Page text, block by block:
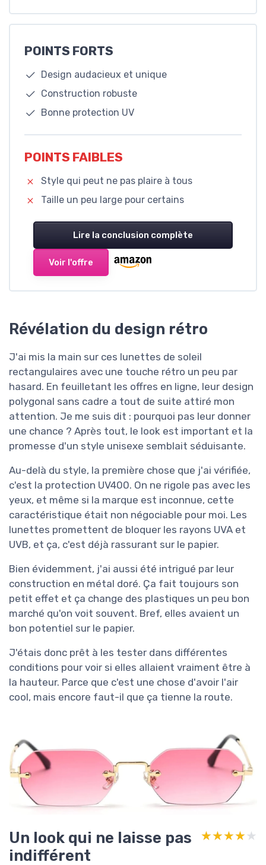
POINTS FORTS
Design audacieux et unique
Construction robuste
Bonne protection UV
POINTS FAIBLES
Style qui peut ne pas plaire à tous
Taille un peu large pour certains
Lire la conclusion complète
Voir l'offre
Révélation du design rétro
J'ai mis la main sur ces lunettes de soleil
rectangulaires avec une touche rétro un peu par
hasard. En feuilletant les offres en ligne, leur design
polygonal sans cadre a tout de suite attiré mon
attention. Je me suis dit : pourquoi pas leur donner
une chance ? Après tout, le look est important et la
promesse d'un style unisexe semblait séduisante.
Au-delà du style, la première chose que j'ai vérifiée,
c'est la protection UV400. On ne rigole pas avec les
yeux, et même si la marque est inconnue, cette
caractéristique était non négociable pour moi. Les
lunettes promettent de bloquer les rayons UVA et
UVB, et ça, c'est déjà rassurant sur le papier.
Bien évidemment, j'ai aussi été intrigué par leur
construction en métal doré. Ça fait toujours son
petit effet et ça change des plastiques un peu bon
marché qu'on voit souvent. Bref, elles avaient un
bon potentiel sur le papier.
J'étais donc prêt à les tester dans différentes
conditions pour voir si elles allaient vraiment être à
la hauteur. Parce que c'est une chose d'avoir l'air
cool, mais encore faut-il que ça tienne la route.
Un look qui ne laisse pas
indifférent
★★★★★
★★★★★